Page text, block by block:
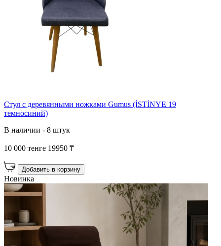
Стул с деревянными ножками Gumus (İSTİNYE 19
темносиний)
В наличии - 8 штук
10 000 тенге 19950 ₸
Добавить в корзину
Новинка